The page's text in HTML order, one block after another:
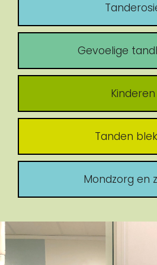
Gevoelige
Kinderen
Tanden
Mondzorg en